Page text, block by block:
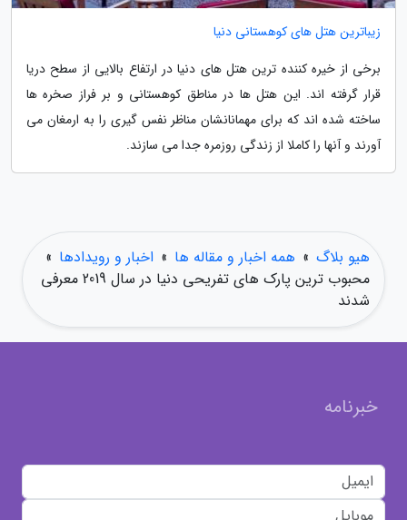
زیباترین هتل های کوهستانی دنیا
برخی از خیره کننده ترین هتل های دنیا در ارتفاع بالایی از سطح دریا
قرار گرفته اند. این هتل ها در مناطق کوهستانی و بر فراز صخره ها
ساخته شده اند که برای مهمانانشان مناظر نفس گیری را به ارمغان می
آورند و آنها را کاملا از زندگی روزمره جدا می سازند.
هیو بلاگ » همه اخبار و مقاله ها » اخبار و رویدادها »
محبوب ترین پارک های تفریحی دنیا در سال 2019 معرفی
شدند
خبرنامه